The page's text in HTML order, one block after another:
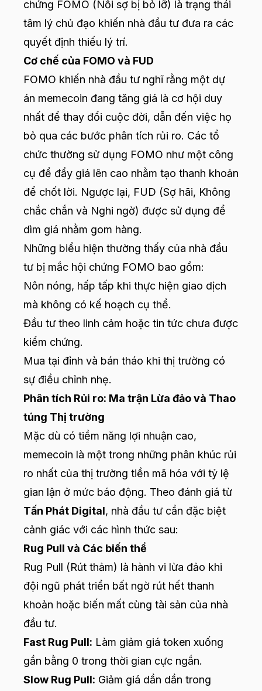
chứng FOMO (Nỗi sợ bị bỏ lỡ) là trạng thái
tâm lý chủ đạo khiến nhà đầu tư đưa ra các
quyết định thiếu lý trí.
Cơ chế của FOMO và FUD
FOMO khiến nhà đầu tư nghĩ rằng một dự
án memecoin đang tăng giá là cơ hội duy
nhất để thay đổi cuộc đời, dẫn đến việc họ
bỏ qua các bước phân tích rủi ro. Các tổ
chức thường sử dụng FOMO như một công
cụ để đẩy giá lên cao nhằm tạo thanh khoản
để chốt lời. Ngược lại, FUD (Sợ hãi, Không
chắc chắn và Nghi ngờ) được sử dụng để
dìm giá nhằm gom hàng.
Những biểu hiện thường thấy của nhà đầu
tư bị mắc hội chứng FOMO bao gồm:
Nôn nóng, hấp tấp khi thực hiện giao dịch
mà không có kế hoạch cụ thể.
Đầu tư theo linh cảm hoặc tin tức chưa được
kiểm chứng.
Mua tại đỉnh và bán tháo khi thị trường có
sự điều chỉnh nhẹ.
Phân tích Rủi ro: Ma trận Lừa đảo và Thao
túng Thị trường
Mặc dù có tiềm năng lợi nhuận cao,
memecoin là một trong những phân khúc rủi
ro nhất của thị trường tiền mã hóa với tỷ lệ
gian lận ở mức báo động. Theo đánh giá từ
Tấn Phát Digital, nhà đầu tư cần đặc biệt
cảnh giác với các hình thức sau:
Rug Pull và Các biến thể
Rug Pull (Rút thảm) là hành vi lừa đảo khi
đội ngũ phát triển bất ngờ rút hết thanh
khoản hoặc biến mất cùng tài sản của nhà
đầu tư.
Fast Rug Pull: Làm giảm giá token xuống
gần bằng 0 trong thời gian cực ngắn.
Slow Rug Pull: Giảm giá dần dần trong